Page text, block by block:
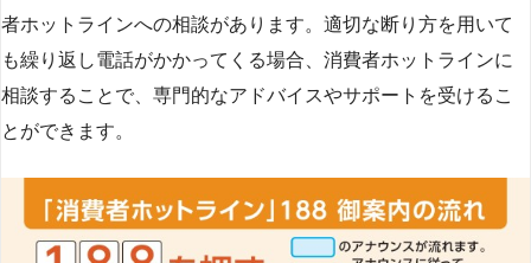
者ホットラインへの相談があります。適切な断り方を用いて
も繰り返し電話がかかってくる場合、消費者ホットラインに
相談することで、専門的なアドバイスやサポートを受けるこ
とができます​​。